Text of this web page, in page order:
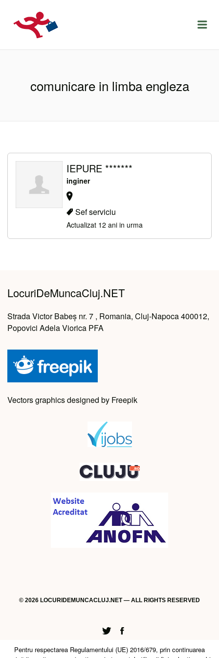
LOCURIDEMUNCACLUJ.NET
comunicare in limba engleza
IEPURE *******
inginer
Sef serviciu
Actualizat 12 ani in urma
LocuriDeMuncaCluj.NET
Strada Victor Babeș nr. 7 , Romania, Cluj-Napoca 400012,
Popovici Adela Viorica PFA
Vectors graphics designed by Freepik
© 2026 LOCURIDEMUNCACLUJ.NET — ALL RIGHTS RESERVED
Twitter
Facebook
Pentru respectarea Regulamentului (UE) 2016/679, prin continuarea